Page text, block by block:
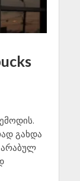
გახდა